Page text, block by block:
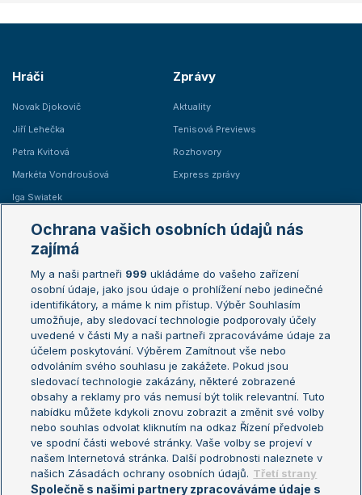
Hráči
Novak Djokovič
Jiří Lehečka
Petra Kvitová
Markéta Vondroušová
Iga Swiatek
Zprávy
Aktuality
Tenisová Previews
Rozhovory
Express zprávy
Žebříčky
Žebříček ATP (muži)
Žebříček WTA (ženy)
Sázkařský žebříček
Australian Open
French Open
Wimbledon
US Open
Turnaj mistrů
Turnaj mistryň
Aktualní trendy
Fotbalové přestupy
Livesport Daily
LS Prague Open
Ochrana vašich osobních údajů nás
zajímá
My a naši partneři 999 ukládáme do vašeho zařízení
osobní údaje, jako jsou údaje o prohlížení nebo jedinečné
identifikátory, a máme k nim přístup. Výběr Souhlasím
umožňuje, aby sledovací technologie podporovaly účely
uvedené v části My a naši partneři zpracováváme údaje za
účelem poskytování. Výběrem Zamítnout vše nebo
odvoláním svého souhlasu je zakážete. Pokud jsou
sledovací technologie zakázány, některé zobrazené
obsahy a reklamy pro vás nemusí být tolik relevantní. Tuto
nabídku můžete kdykoli znovu zobrazit a změnit své volby
nebo souhlas odvolat kliknutím na odkaz Řízení předvoleb
ve spodní části webové stránky. Vaše volby se projeví v
našem Internetová stránka. Další podrobnosti naleznete v
našich Zásadách ochrany osobních údajů. Třetí strany
Společně s našimi partnery zpracováváme údaje s